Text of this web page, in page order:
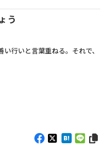
う
行いと言葉重ねる。それで、